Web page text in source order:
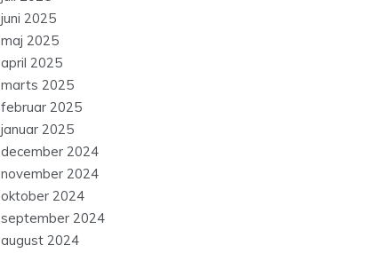
juni 2025
maj 2025
april 2025
marts 2025
februar 2025
januar 2025
december 2024
november 2024
oktober 2024
september 2024
august 2024